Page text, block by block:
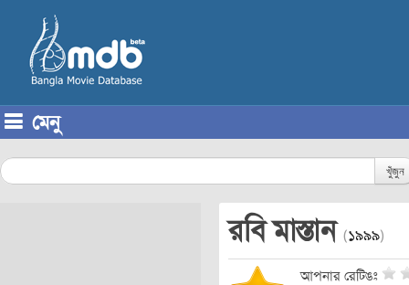
মেনু
খুঁজুন
রবি মাস্তান (১৯৯৯)
আপনার রেটিঙঃ